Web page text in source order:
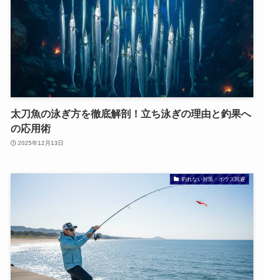
太刀魚の泳ぎ方を徹底解剖！立ち泳ぎの理由と釣果へ
の応用術
2025年12月13日
釣れない対策・ボウズ回避